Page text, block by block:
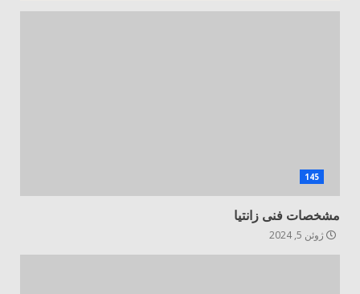
145
مشخصات فنی زانتیا
ژوئن 5, 2024